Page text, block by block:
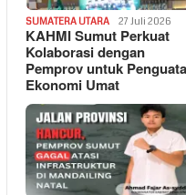
SUMATERA UTARA 27 Juli 2026
KAHMI Sumut Perkuat
Kolaborasi dengan
Pemprov untuk
Ekonomi Umat